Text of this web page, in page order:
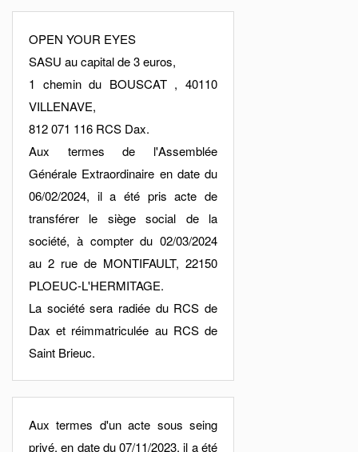
OPEN YOUR EYES
SASU au capital de 3 euros,
1 chemin du BOUSCAT , 40110
VILLENAVE,
812 071 116 RCS Dax.
Aux termes de l'Assemblée
Générale Extraordinaire en date du
06/02/2024, il a été pris acte de
transférer le siège social de la
société, à compter du 02/03/2024
au 2 rue de MONTIFAULT, 22150
PLOEUC-L'HERMITAGE.
La société sera radiée du RCS de
Dax et réimmatriculée au RCS de
Saint Brieuc.
Aux termes d'un acte sous seing
privé, en date du 07/11/2023, il a été